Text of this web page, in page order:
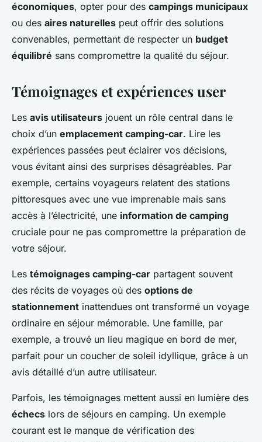
économiques, opter pour des campings municipaux
ou des aires naturelles peut offrir des solutions
convenables, permettant de respecter un budget
équilibré sans compromettre la qualité du séjour.
Témoignages et expériences user
Les avis utilisateurs jouent un rôle central dans le
choix d’un emplacement camping-car. Lire les
expériences passées peut éclairer vos décisions,
vous évitant ainsi des surprises désagréables. Par
exemple, certains voyageurs relatent des stations
pittoresques avec une vue imprenable mais sans
accès à l’électricité, une information de camping
cruciale pour ne pas compromettre la préparation de
votre séjour.
Les témoignages camping-car partagent souvent
des récits de voyages où des options de
stationnement inattendues ont transformé un voyage
ordinaire en séjour mémorable. Une famille, par
exemple, a trouvé un lieu magique en bord de mer,
parfait pour un coucher de soleil idyllique, grâce à un
avis détaillé d’un autre utilisateur.
Parfois, les témoignages mettent aussi en lumière des
échecs lors de séjours en camping. Un exemple
courant est le manque de vérification des